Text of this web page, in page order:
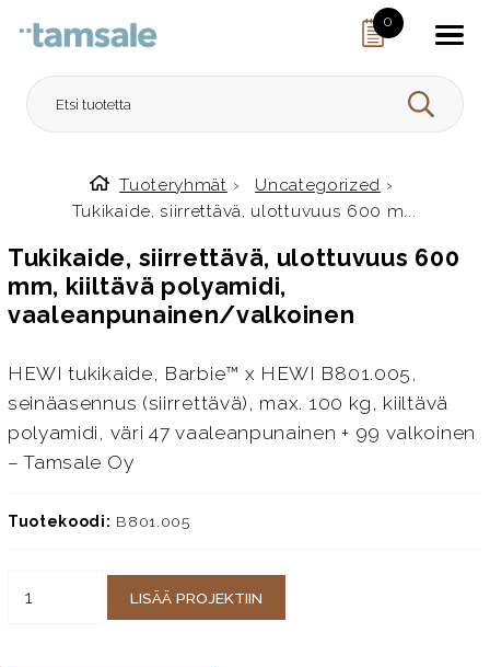
0
HAE
Etusivulle
Tuoteryhmät › Uncategorized ›
Tukikaide, siirrettävä, ulottuvuus 600 m...
Tukikaide, siirrettävä, ulottuvuus 600
mm, kiiltävä polyamidi,
vaaleanpunainen/valkoinen
HEWI tukikaide, Barbie™ x HEWI B801.005,
seinäasennus (siirrettävä), max. 100 kg, kiiltävä
polyamidi, väri 47 vaaleanpunainen + 99 valkoinen
– Tamsale Oy
Tuotekoodi: B801.005
LISÄÄ PROJEKTIIN